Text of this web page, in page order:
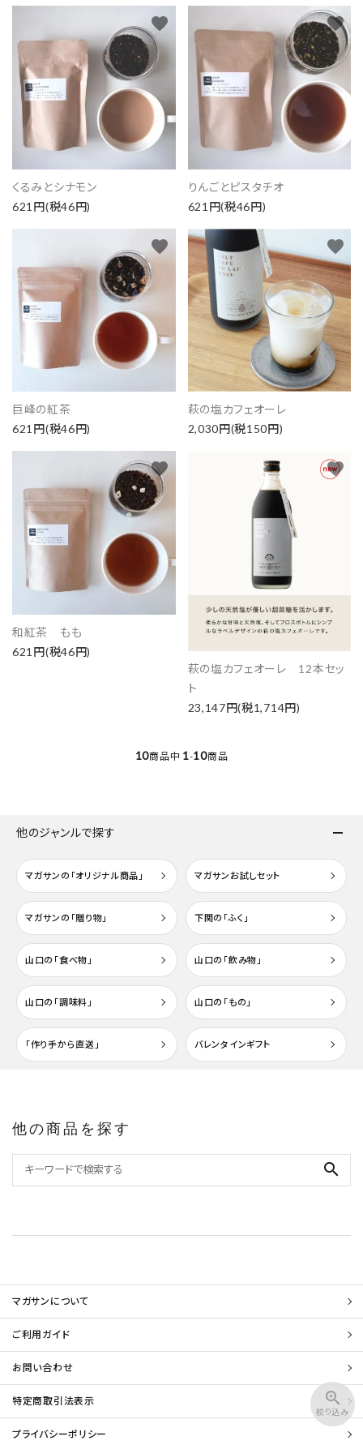
くるみとシナモン
621円(税46円)
favorite
りんごとピスタチオ
621円(税46円)
favorite
巨峰の紅茶
621円(税46円)
favorite
萩の塩カフェオーレ
2,030円(税150円)
favorite
和紅茶 もも
621円(税46円)
favorite
萩の塩カフェオーレ 12本セッ
ト
23,147円(税1,714円)
favorite
10商品中 1-10商品
他のジャンルで探す
マガサンの「オリジナル商品」 マガサンお試しセット
マガサンの「贈り物」 下関の「ふく」
山口の「食べ物」 山口の「飲み物」
山口の「調味料」 山口の「もの」
「作り手から直送」 バレンタインギフト
他の商品を探す
search
zoom_in
絞り込み
キーワード
検索する
close
マガサンについて
ご利用ガイド
お問い合わせ
特定商取引法表示
プライバシーポリシー